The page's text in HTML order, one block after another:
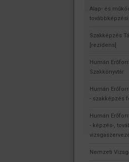
Alap- és
Szakképzés
[rezidens]
Humán
Szakkönyvtár
Humán
- szakképzés
Humán
- képzés-,
Nemzeti